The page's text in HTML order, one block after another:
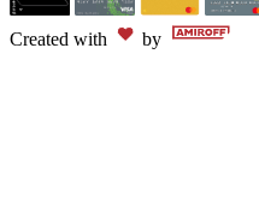
Created with by